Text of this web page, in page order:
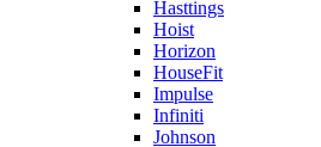
Hasttings
Hoist
Horizon
HouseFit
Impulse
Infiniti
Johnson